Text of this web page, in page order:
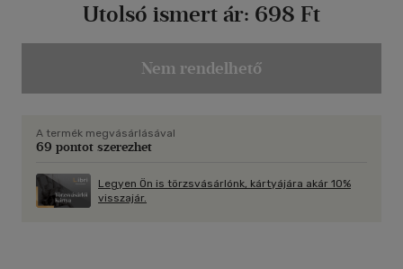
nélkül is gyönyörű képeket készíthetünk. Tekintettel arra,
folyamatosan dolgozhatunk.
Utolsó ismert ár: 698 Ft
Nem rendelhető
A termék megvásárlásával
69 pontot szerezhet
Legyen Ön is törzsvásárlónk, kártyájára akár 10%
visszajár.